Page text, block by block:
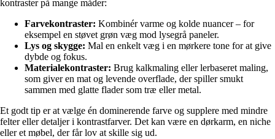
kontraster på mange måder:
Farvekontraster: Kombinér varme og kolde nuancer – for
eksempel en støvet grøn væg mod lysegrå paneler.
Lys og skygge: Mal en enkelt væg i en mørkere tone for at give
dybde og fokus.
Materialekontraster: Brug kalkmaling eller lerbaseret maling,
som giver en mat og levende overflade, der spiller smukt
sammen med glatte flader som træ eller metal.
Et godt tip er at vælge én dominerende farve og supplere med mindre
felter eller detaljer i kontrastfarver. Det kan være en dørkarm, en niche
eller et møbel, der får lov at skille sig ud.